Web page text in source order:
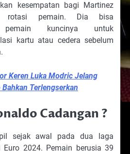
kesempatan bagi Martinez
rotasi pemain. Dia bisa
pemain kuncinya untuk
kartu atau cedera sebelum
Keren Luka Modric Jelang
Terlengserkan
Cadangan ?
sejak awal pada dua laga
2024. Pemain berusia 39